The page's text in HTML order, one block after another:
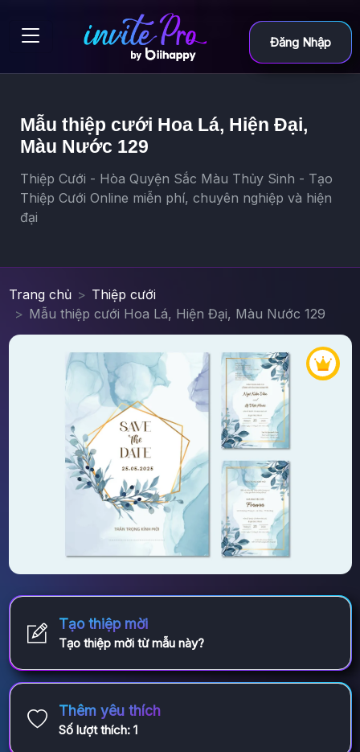
Đăng Nhập
Mẫu thiệp cưới Hoa Lá, Hiện Đại,
Màu Nước 129
Thiệp Cưới - Hòa Quyện Sắc Màu Thủy Sinh - Tạo
Thiệp Cưới Online miễn phí, chuyên nghiệp và hiện
đại
Trang chủ
Thiệp cưới
Mẫu thiệp cưới Hoa Lá, Hiện Đại, Màu Nước 129
Tạo thiệp mời
Tạo thiệp mời từ mẫu này?
Thêm yêu thích
Số lượt thích: 1